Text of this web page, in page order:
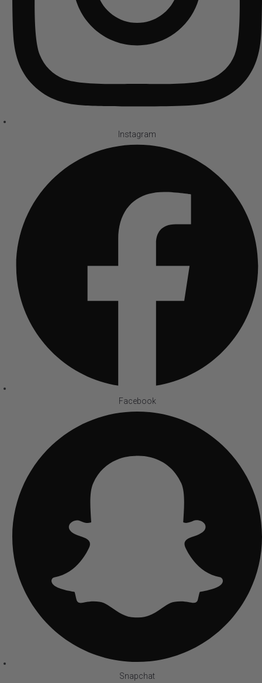
Instagram
Facebook
Snapchat